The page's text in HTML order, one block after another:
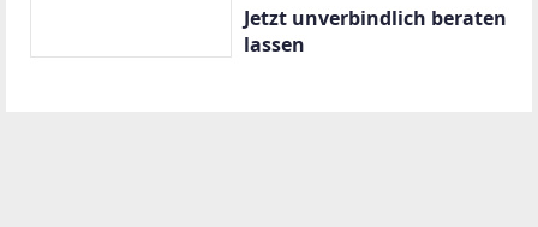
Jetzt unverbindlich beraten
lassen